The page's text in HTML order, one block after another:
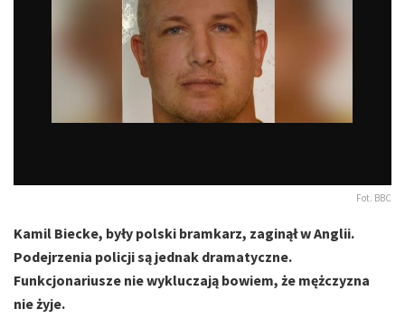
Fot. BBC
Kamil Biecke, były polski bramkarz, zaginął w Anglii.
Podejrzenia policji są jednak dramatyczne.
Funkcjonariusze nie wykluczają bowiem, że mężczyzna
nie żyje.